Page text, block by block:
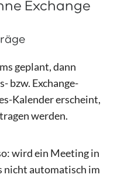
Exchange
geplant, dann
bzw. Exchange-
Kalender erscheint,
werden.
wird ein Meeting in
nicht automatisch im